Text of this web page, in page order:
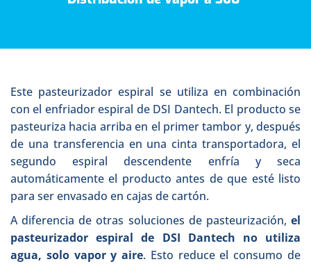
Este pasteurizador espiral se utiliza en combinación
con el enfriador espiral de DSI Dantech. El producto se
pasteuriza hacia arriba en el primer tambor y, después
de una transferencia en una cinta transportadora, el
segundo espiral descendente enfría y seca
automáticamente el producto antes de que esté listo
para ser envasado en cajas de cartón.
A diferencia de otras soluciones de pasteurización, el
pasteurizador espiral de DSI Dantech no utiliza
agua, solo vapor y aire. Esto reduce el consumo de